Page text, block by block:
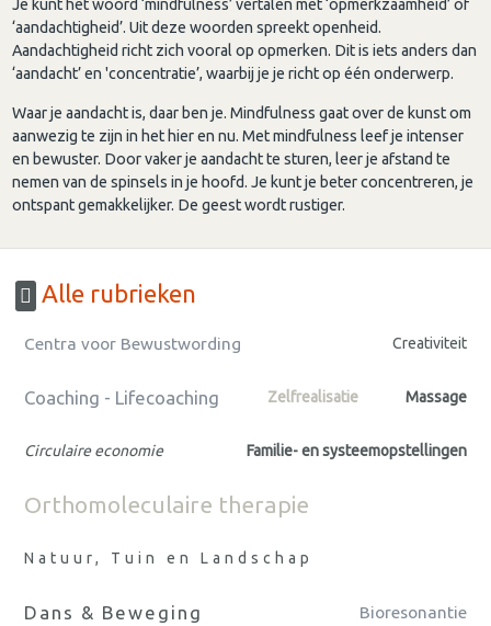
Je kunt het woord ‘mindfulness’ vertalen met ‘opmerkzaamheid’ of
‘aandachtigheid’. Uit deze woorden spreekt openheid.
Aandachtigheid richt zich vooral op opmerken. Dit is iets anders dan
‘aandacht’ en 'concentratie’, waarbij je je richt op één onderwerp.
Waar je aandacht is, daar ben je. Mindfulness gaat over de kunst om
aanwezig te zijn in het hier en nu. Met mindfulness leef je intenser
en bewuster. Door vaker je aandacht te sturen, leer je afstand te
nemen van de spinsels in je hoofd. Je kunt je beter concentreren, je
ontspant gemakkelijker. De geest wordt rustiger.
Alle rubrieken
Centra voor Bewustwording Creativiteit
Coaching - Lifecoaching Zelfrealisatie Massage
Circulaire economie Familie- en systeemopstellingen
Orthomoleculaire therapie
Natuur, Tuin en Landschap
Dans & Beweging Bioresonantie